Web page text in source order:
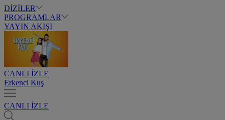
DİZİLER
PROGRAMLAR
YAYIN AKIŞI
CANLI İZLE
Erkenci Kuş
CANLI İZLE